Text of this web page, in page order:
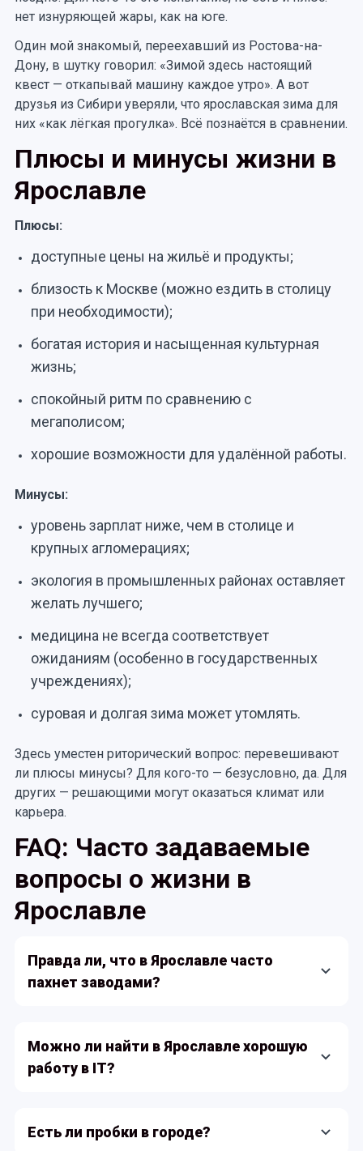
нет изнуряющей жары, как на юге.
Один мой знакомый, переехавший из Ростова-на-
Дону, в шутку говорил: «Зимой здесь настоящий
квест — откапывай машину каждое утро». А вот
друзья из Сибири уверяли, что ярославская зима для
них «как лёгкая прогулка». Всё познаётся в сравнении.
Плюсы и минусы жизни в
Ярославле
Плюсы:
доступные цены на жильё и продукты;
близость к Москве (можно ездить в столицу
при необходимости);
богатая история и насыщенная культурная
жизнь;
спокойный ритм по сравнению с
мегаполисом;
хорошие возможности для удалённой работы.
Минусы:
уровень зарплат ниже, чем в столице и
крупных агломерациях;
экология в промышленных районах оставляет
желать лучшего;
медицина не всегда соответствует
ожиданиям (особенно в государственных
учреждениях);
суровая и долгая зима может утомлять.
Здесь уместен риторический вопрос: перевешивают
ли плюсы минусы? Для кого-то — безусловно, да. Для
других — решающими могут оказаться климат или
карьера.
FAQ: Часто задаваемые
вопросы о жизни в
Ярославле
Правда ли, что в Ярославле часто
пахнет заводами?
погоду. В центре и в спальных районах воздух
заметно чище, а рядом с Волгой или в парках
Можно ли найти в Ярославле хорошую
работу в IT?
филиалы федеральных фирм. Но чаще всего
Есть ли пробки в городе?